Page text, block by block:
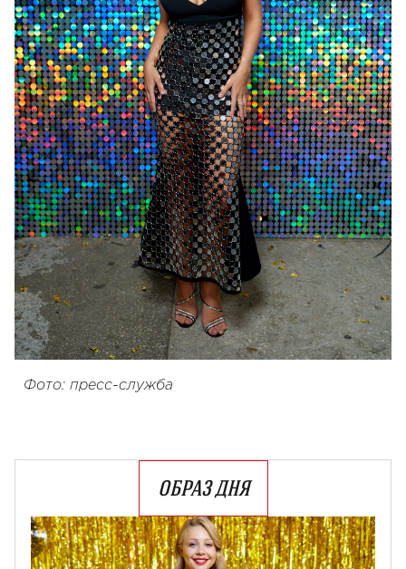
Фото: пресс-служба
ОБРАЗ ДНЯ